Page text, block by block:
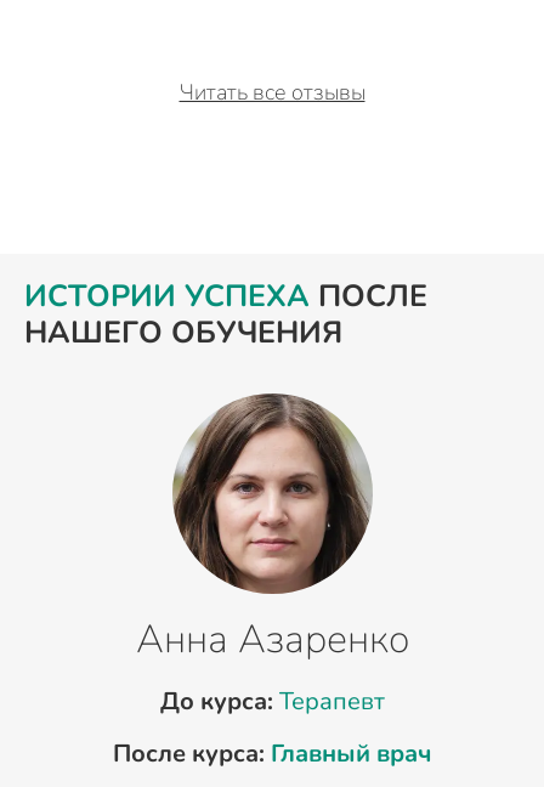
Читать все отзывы
ИСТОРИИ УСПЕХА ПОСЛЕ
НАШЕГО ОБУЧЕНИЯ
Анна Азаренко
До курса: Терапевт
После курса: Главный врач